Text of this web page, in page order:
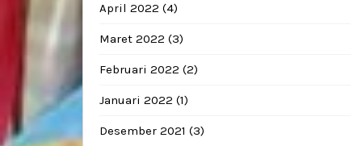
April 2022 (4)
Maret 2022 (3)
Februari 2022 (2)
Januari 2022 (1)
Desember 2021 (3)